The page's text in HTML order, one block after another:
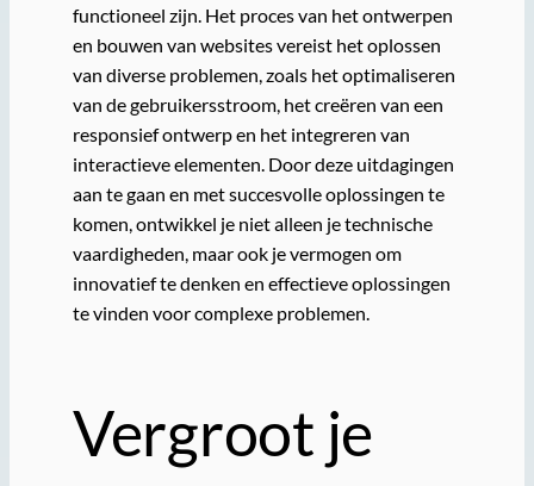
functioneel zijn. Het proces van het ontwerpen
en bouwen van websites vereist het oplossen
van diverse problemen, zoals het optimaliseren
van de gebruikersstroom, het creëren van een
responsief ontwerp en het integreren van
interactieve elementen. Door deze uitdagingen
aan te gaan en met succesvolle oplossingen te
komen, ontwikkel je niet alleen je technische
vaardigheden, maar ook je vermogen om
innovatief te denken en effectieve oplossingen
te vinden voor complexe problemen.
Vergroot je